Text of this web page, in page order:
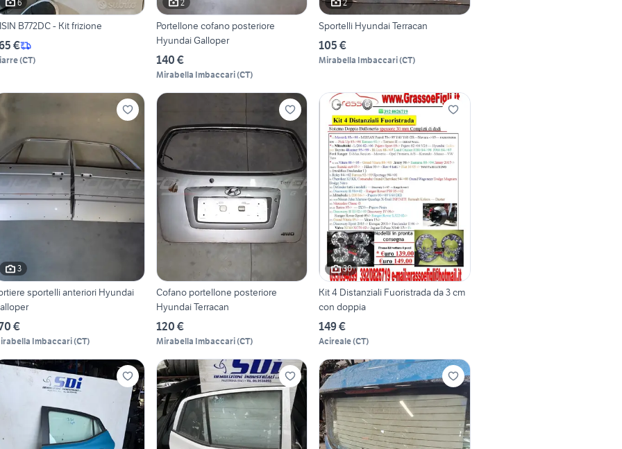
6
B772DC - Kit frizione
€
(CT)
2
Portellone cofano posteriore
Hyundai Galloper
140 €
Mirabella Imbaccari(CT)
2
Sportelli Hyundai Terracan
105 €
Mirabella Imbaccari(CT)
3
sportelli anteriori Hyundai
€
Imbaccari(CT)
Cofano portellone posteriore
Hyundai Terracan
120 €
Mirabella Imbaccari(CT)
30
Kit 4 Distanziali Fuoristrada da 3 cm
con doppia
149 €
Acireale(CT)